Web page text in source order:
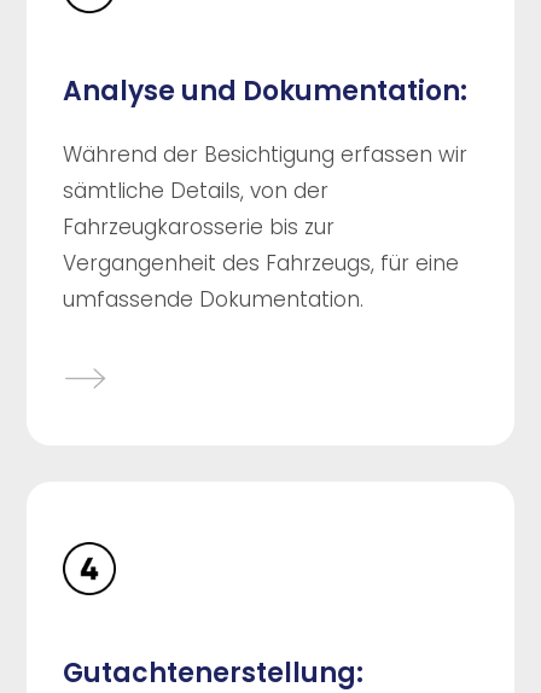
Analyse und Dokumentation:
Während der Besichtigung erfassen wir
sämtliche Details, von der
Fahrzeugkarosserie bis zur
Vergangenheit des Fahrzeugs, für eine
umfassende Dokumentation.
Gutachtenerstellung: